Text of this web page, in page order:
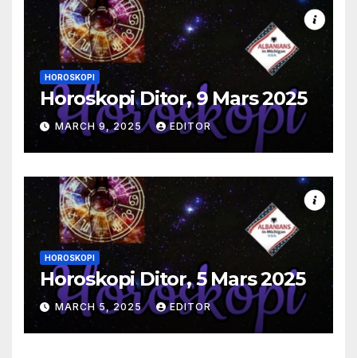
HOROSKOPI
Horoskopi Ditor, 9 Mars 2025
MARCH 9, 2025 EDITOR
HOROSKOPI
Horoskopi Ditor, 5 Mars 2025
MARCH 5, 2025 EDITOR